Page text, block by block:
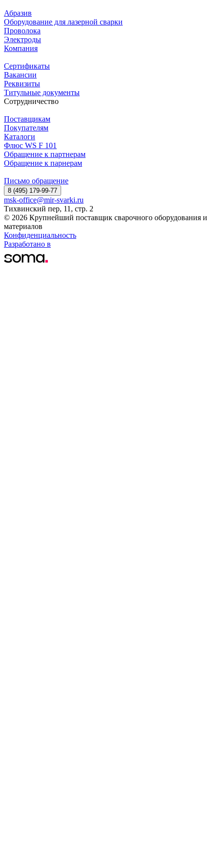
Абразив
Оборудование для лазерной сварки
Проволока
Электроды
Компания
Сертификаты
Вакансии
Реквизиты
Титульные документы
Сотрудничество
Поставщикам
Покупателям
Каталоги
Флюс WS F 101
Обращение к партнерам
Обращение к парнерам
Письмо обращение
8 (495) 179-99-77
msk-office@mir-svarki.ru
Тихвинский пер, 11, стр. 2
© 2026 Крупнейший поставщик сварочного оборудования и
материалов
Конфиденциальность
Разработано в